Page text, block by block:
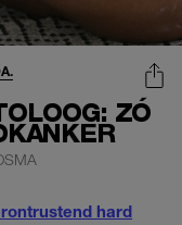
ZÓ
hard